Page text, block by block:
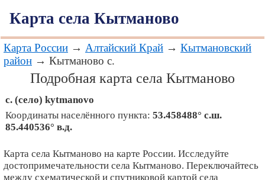
Карта села Кытманово
Карта России → Алтайский Край → Кытмановский
район → Кытманово с.
Подробная карта села Кытманово
с. (село) kytmanovo
Координаты населённого пункта: 53.458488° с.ш.
85.440536° в.д.
Карта села Кытманово на карте России. Исследуйте
достопримечательности села Кытманово. Переключайтесь
между схематической и спутниковой картой села